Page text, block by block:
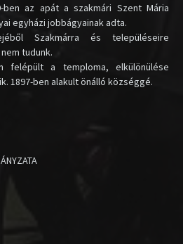
az apát a szakmári Szent Mária
egyházi jobbágyainak adta.
Szakmárra és településeire
tudunk.
felépült a temploma, elkülönülése
1897-ben alakult önálló községgé.